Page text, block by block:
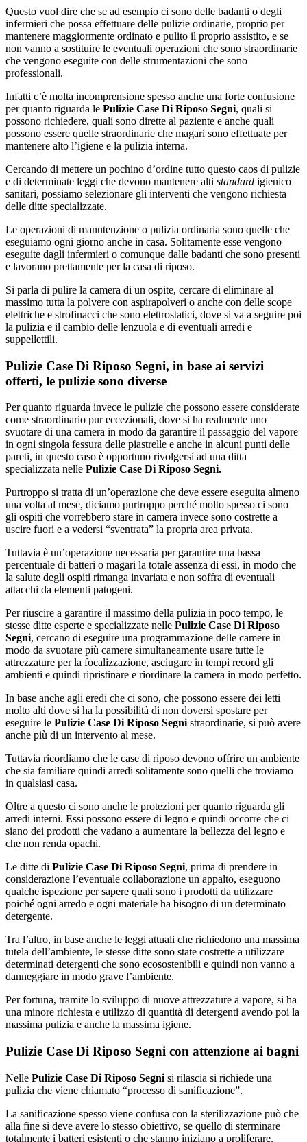
Questo vuol dire che se ad esempio ci sono delle badanti o degli
infermieri che possa effettuare delle pulizie ordinarie, proprio per
mantenere maggiormente ordinato e pulito il proprio assistito, e se
non vanno a sostituire le eventuali operazioni che sono straordinarie
che vengono eseguite con delle strumentazioni che sono
professionali.
Infatti c’è molta incomprensione spesso anche una forte confusione
per quanto riguarda le Pulizie Case Di Riposo Segni, quali si
possono richiedere, quali sono dirette al paziente e anche quali
possono essere quelle straordinarie che magari sono effettuate per
mantenere alto l’igiene e la pulizia interna.
Cercando di mettere un pochino d’ordine tutto questo caos di pulizie
e di determinate leggi che devono mantenere alti standard igienico
sanitari, possiamo selezionare gli interventi che vengono richiesta
delle ditte specializzate.
Le operazioni di manutenzione o pulizia ordinaria sono quelle che
eseguiamo ogni giorno anche in casa. Solitamente esse vengono
eseguite dagli infermieri o comunque dalle badanti che sono presenti
e lavorano prettamente per la casa di riposo.
Si parla di pulire la camera di un ospite, cercare di eliminare al
massimo tutta la polvere con aspirapolveri o anche con delle scope
elettriche e strofinacci che sono elettrostatici, dove si va a seguire poi
la pulizia e il cambio delle lenzuola e di eventuali arredi e
suppellettili.
Pulizie Case Di Riposo Segni, in base ai servizi
offerti, le pulizie sono diverse
Per quanto riguarda invece le pulizie che possono essere considerate
come straordinario pur eccezionali, dove si ha realmente uno
svuotare di una camera in modo da garantire il passaggio del vapore
in ogni singola fessura delle piastrelle e anche in alcuni punti delle
pareti, in questo caso è opportuno rivolgersi ad una ditta
specializzata nelle Pulizie Case Di Riposo Segni.
Purtroppo si tratta di un’operazione che deve essere eseguita almeno
una volta al mese, diciamo purtroppo perché molto spesso ci sono
gli ospiti che vorrebbero stare in camera invece sono costrette a
uscire fuori e a vedersi “sventrata” la propria area privata.
Tuttavia è un’operazione necessaria per garantire una bassa
percentuale di batteri o magari la totale assenza di essi, in modo che
la salute degli ospiti rimanga invariata e non soffra di eventuali
attacchi da elementi patogeni.
Per riuscire a garantire il massimo della pulizia in poco tempo, le
stesse ditte esperte e specializzate nelle Pulizie Case Di Riposo
Segni, cercano di eseguire una programmazione delle camere in
modo da svuotare più camere simultaneamente usare tutte le
attrezzature per la focalizzazione, asciugare in tempi record gli
ambienti e quindi ripristinare e riordinare la camera in modo perfetto.
In base anche agli eredi che ci sono, che possono essere dei letti
molto alti dove si ha la possibilità di non doversi spostare per
eseguire le Pulizie Case Di Riposo Segni straordinarie, si può avere
anche più di un intervento al mese.
Tuttavia ricordiamo che le case di riposo devono offrire un ambiente
che sia familiare quindi arredi solitamente sono quelli che troviamo
in qualsiasi casa.
Oltre a questo ci sono anche le protezioni per quanto riguarda gli
arredi interni. Essi possono essere di legno e quindi occorre che ci
siano dei prodotti che vadano a aumentare la bellezza del legno e
che non renda opachi.
Le ditte di Pulizie Case Di Riposo Segni, prima di prendere in
considerazione l’eventuale collaborazione un appalto, eseguono
qualche ispezione per sapere quali sono i prodotti da utilizzare
poiché ogni arredo e ogni materiale ha bisogno di un determinato
detergente.
Tra l’altro, in base anche le leggi attuali che richiedono una massima
tutela dell’ambiente, le stesse ditte sono state costrette a utilizzare
determinati detergenti che sono ecosostenibili e quindi non vanno a
danneggiare in modo grave l’ambiente.
Per fortuna, tramite lo sviluppo di nuove attrezzature a vapore, si ha
una minore richiesta e utilizzo di quantità di detergenti avendo poi la
massima pulizia e anche la massima igiene.
Pulizie Case Di Riposo Segni con attenzione ai bagni
Nelle Pulizie Case Di Riposo Segni si rilascia si richiede una
pulizia che viene chiamato “processo di sanificazione”.
La sanificazione spesso viene confusa con la sterilizzazione può che
alla fine si deve avere lo stesso obiettivo, se quello di sterminare
totalmente i batteri esistenti o che stanno iniziano a proliferare.